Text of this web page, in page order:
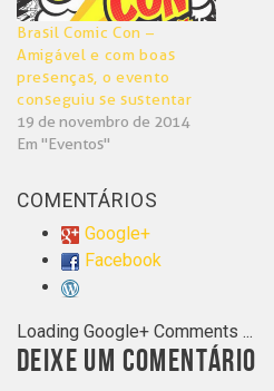
Brasil Comic Con –
Amigável e com boas
presenças, o evento
conseguiu se sustentar
19 de novembro de 2014
Em "Eventos"
COMENTÁRIOS
Google+
Facebook
Loading Google+ Comments ...
DEIXE UM COMENTÁRIO